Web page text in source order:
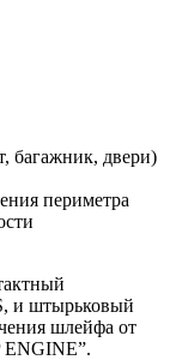
багажник, двери)
периметра
и штырьковый
шлейфа от
ENGINE”.